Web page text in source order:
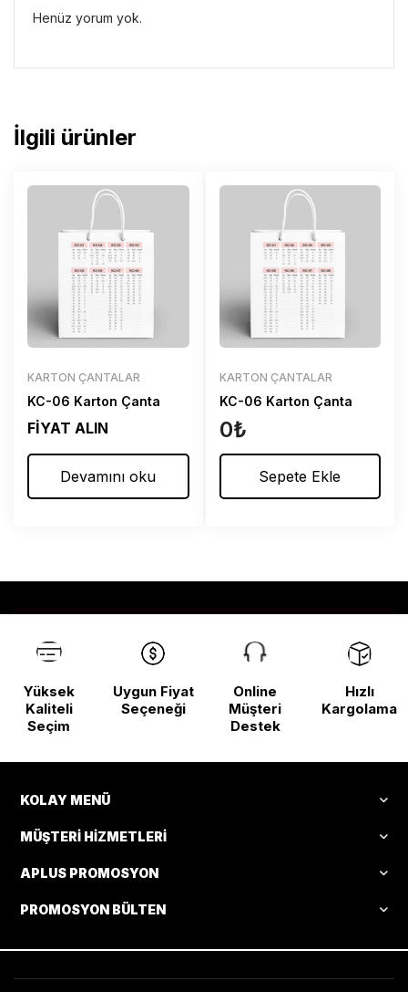
Henüz yorum yok.
İlgili ürünler
KARTON ÇANTALAR
KC-06 Karton Çanta
FİYAT ALIN
Devamını oku
KARTON ÇANTALAR
KC-06 Karton Çanta
0₺
Sepete Ekle
Yüksek
Kaliteli
Seçim
Uygun Fiyat
Seçeneği
Online
Müşteri
Destek
Hızlı
Kargolama
KOLAY MENÜ
MÜŞTERI HIZMETLERI
APLUS PROMOSYON
PROMOSYON BÜLTEN